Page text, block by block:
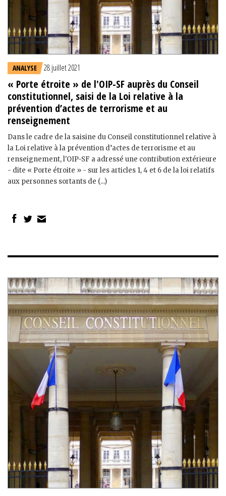
ANALYSE 28 juillet 2021
« Porte étroite » de l'OIP-SF auprès du Conseil
constitutionnel, saisi de la Loi relative à la
prévention d’actes de terrorisme et au
renseignement
Dans le cadre de la saisine du Conseil constitutionnel relative à
la Loi relative à la prévention d’actes de terrorisme et au
renseignement, l'OIP-SF a adressé une contribution extérieure
- dite « Porte étroite » - sur les articles 1, 4 et 6 de la loi relatifs
aux personnes sortants de (...)